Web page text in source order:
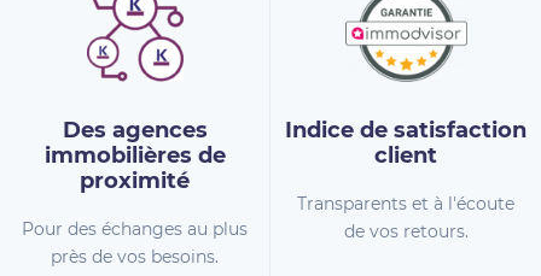
Des agences
immobilières de
proximité
Pour des échanges au plus
près de vos besoins.
Indice de satisfaction
client
Transparents et à l'écoute
de vos retours.